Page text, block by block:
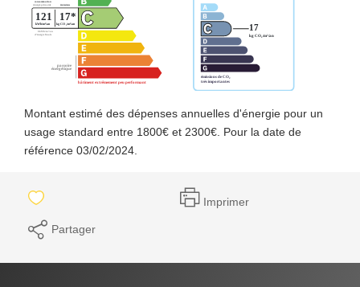
Montant estimé des dépenses annuelles d'énergie pour un
usage standard entre 1800€ et 2300€. Pour la date de
référence 03/02/2024.
Imprimer
Partager